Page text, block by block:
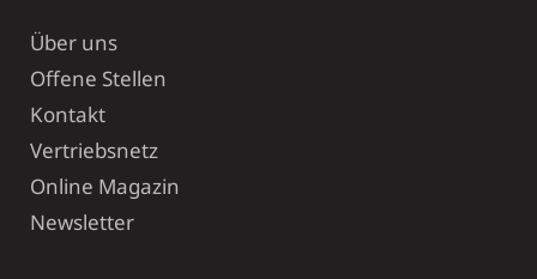
Über uns
Offene Stellen
Kontakt
Vertriebsnetz
Online Magazin
Newsletter